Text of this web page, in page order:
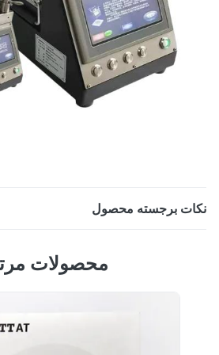
برجسته محصول
محصولات مرتبط